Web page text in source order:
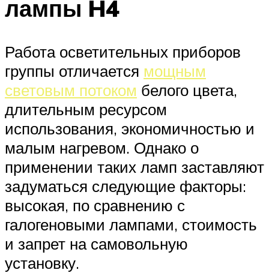
лампы H4
Работа осветительных приборов
группы отличается мощным
световым потоком белого цвета,
длительным ресурсом
использования, экономичностью и
малым нагревом. Однако о
применении таких ламп заставляют
задуматься следующие факторы:
высокая, по сравнению с
галогеновыми лампами, стоимость
и запрет на самовольную
установку.